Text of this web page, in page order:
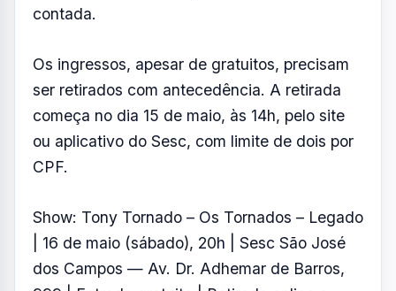
contada.
Os ingressos, apesar de gratuitos, precisam
ser retirados com antecedência. A retirada
começa no dia 15 de maio, às 14h, pelo site
ou aplicativo do Sesc, com limite de dois por
CPF.
Show: Tony Tornado – Os Tornados – Legado
| 16 de maio (sábado), 20h | Sesc São José
dos Campos — Av. Dr. Adhemar de Barros,